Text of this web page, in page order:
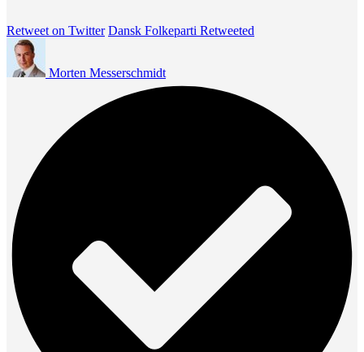
Retweet on Twitter Dansk Folkeparti Retweeted
Morten Messerschmidt